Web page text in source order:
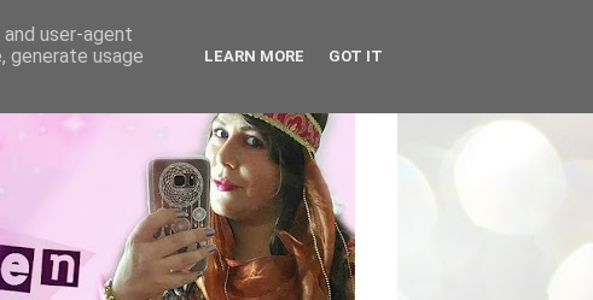
user-agent
generate usage
LEARN MORE GOT IT